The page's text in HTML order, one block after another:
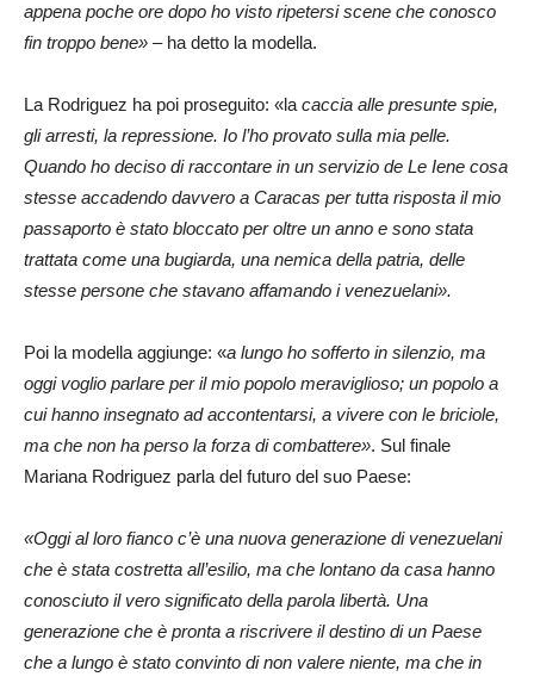
appena poche ore dopo ho visto ripetersi scene che conosco
fin troppo bene» – ha detto la modella.
La Rodriguez ha poi proseguito: «lacaccia alle presunte spie,
gli arresti, la repressione. Io l’ho provato sulla mia pelle.
Quando ho deciso di raccontare in un servizio de Le Iene cosa
stesse accadendo davvero a Caracas per tutta risposta il mio
passaporto è stato bloccato per oltre un anno e sono stata
trattata come una bugiarda, una nemica della patria, delle
stesse persone che stavano affamando i venezuelani».
Poi la modella aggiunge: «a lungo ho sofferto in silenzio, ma
oggi voglio parlare per il mio popolo meraviglioso; un popolo a
cui hanno insegnato ad accontentarsi, a vivere con le briciole,
ma che non ha perso la forza di combattere». Sul finale
Mariana Rodriguez parla del futuro del suo Paese:
«Oggi al loro fianco c’è una nuova generazione di venezuelani
che è stata costretta all’esilio, ma che lontano da casa hanno
conosciuto il vero significato della parola libertà. Una
generazione che è pronta a riscrivere il destino di un Paese
che a lungo è stato convinto di non valere niente, ma che in